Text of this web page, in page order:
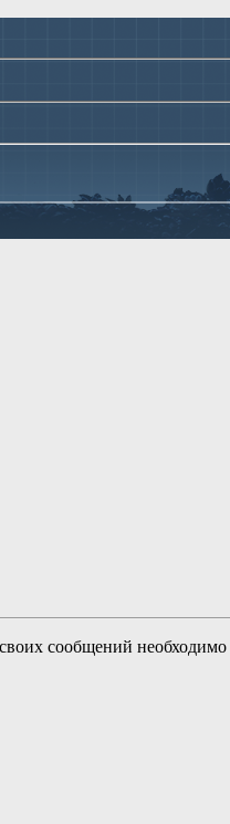
сообщений необходимо